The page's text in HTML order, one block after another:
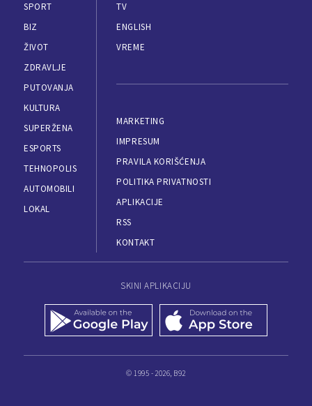
SPORT
BIZ
ŽIVOT
ZDRAVLJE
PUTOVANJA
KULTURA
SUPERŽENA
ESPORTS
TEHNOPOLIS
AUTOMOBILI
LOKAL
TV
ENGLISH
VREME
MARKETING
IMPRESUM
PRAVILA KORIŠĆENJA
POLITIKA PRIVATNOSTI
APLIKACIJE
RSS
KONTAKT
SKINI APLIKACIJU
© 1995 - 2026, B92